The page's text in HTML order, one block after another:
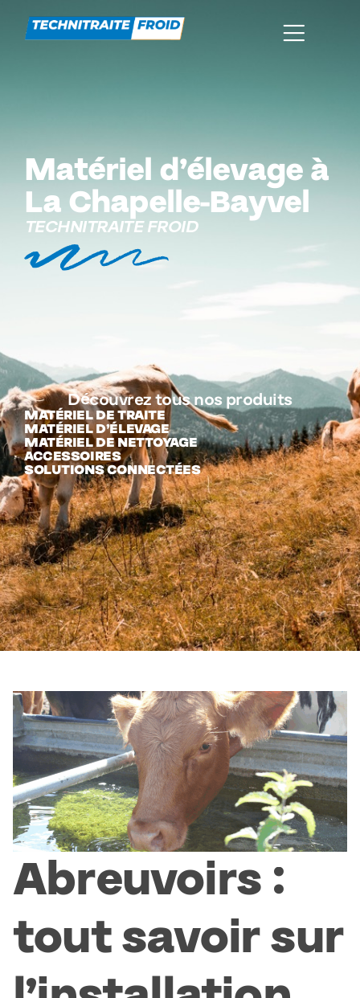
Matériel d’élevage à
La Chapelle-Bayvel
TECHNITRAITE FROID
Découvrez tous nos produits
MATÉRIEL DE TRAITE
MATÉRIEL D’ÉLEVAGE
MATÉRIEL DE NETTOYAGE
ACCESSOIRES
SOLUTIONS CONNECTÉES
Abreuvoirs :
tout savoir sur